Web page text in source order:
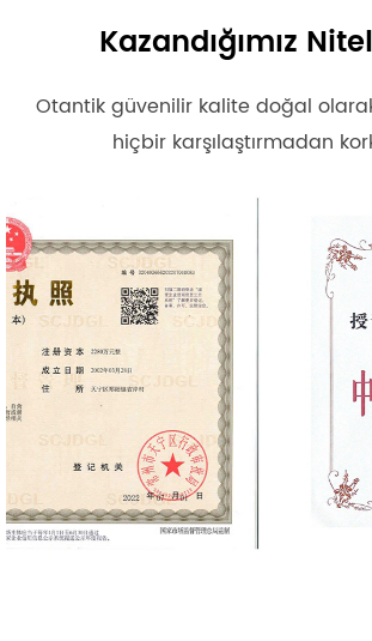
Kazandığımız
Otantik güvenilir kalite doğal
hiçbir karşılaştırmadan